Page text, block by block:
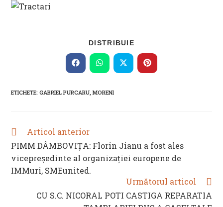
DISTRIBUIE
THIS
CONTENT
Opens
in
window
Opens
in
window
Opens
in
Opens
in
ETICHETE:GABRIEL PURCARU, MORENI
READ
ARTICLES
Articol anterior
PIMM DÂMBOVIȚA: Florin Jianu a fost ales
vicepreședinte al organizației europene de
IMMuri, SMEunited.
Următorul articol
CU S.C. NICORAL POTI CASTIGA REPARATIA